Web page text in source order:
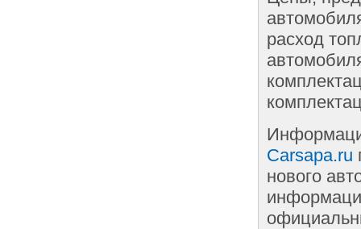
расход
Carsapa.ru
нового